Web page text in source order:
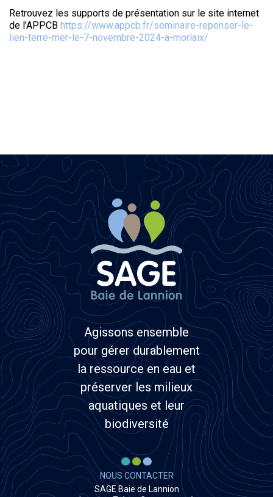
Retrouvez les supports de présentation sur le site internet
de l’APPCB https://www.appcb.fr/seminaire-repenser-le-
lien-terre-mer-le-7-novembre-2024-a-morlaix/
Agissons ensemble
pour gérer durablement
la ressource en eau et
préserver les milieux
aquatiques et leur
biodiversité
NOUS CONTACTER
SAGE Baie de Lannion